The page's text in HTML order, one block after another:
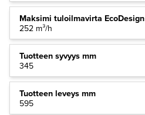
Maksimi tuloilmavirta EcoDesign
252 m³/h
Tuotteen syvyys mm
345
Tuotteen leveys mm
595